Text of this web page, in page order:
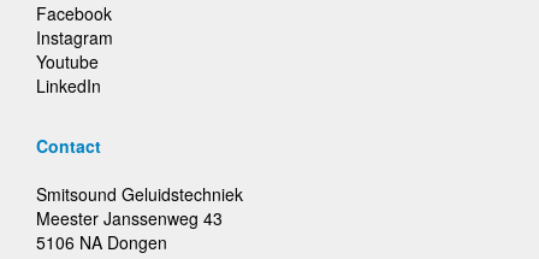
Facebook
Instagram
Youtube
LinkedIn
Contact
Smitsound Geluidstechniek
Meester Janssenweg 43
5106 NA Dongen